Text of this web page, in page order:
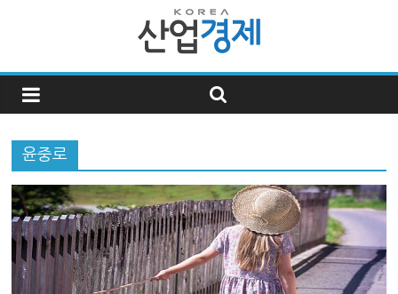
한
국
산
업
경
윤중로